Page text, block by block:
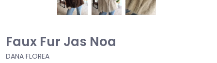
Faux Fur Jas Noa
DANA FLOREA